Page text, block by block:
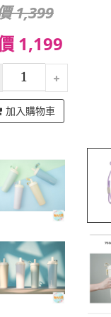
1,399
1,199
加入購物車